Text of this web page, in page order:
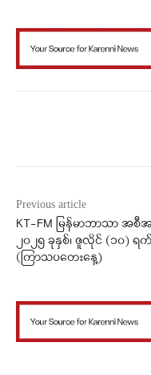
Previous article
KT-FM မြန်မာဘာသာ အစီ
၂၀၂၅ ခုနှစ်၊ ဇူလိုင် (၁၀) ရက်
(ကြာသပတေးနေ့)